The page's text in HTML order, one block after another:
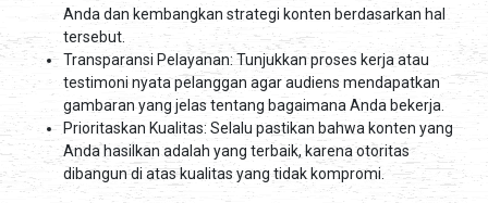
Anda dan kembangkan strategi konten berdasarkan hal
tersebut.
Transparansi Pelayanan: Tunjukkan proses kerja atau
testimoni nyata pelanggan agar audiens mendapatkan
gambaran yang jelas tentang bagaimana Anda bekerja.
Prioritaskan Kualitas: Selalu pastikan bahwa konten yang
Anda hasilkan adalah yang terbaik, karena otoritas
dibangun di atas kualitas yang tidak kompromi.